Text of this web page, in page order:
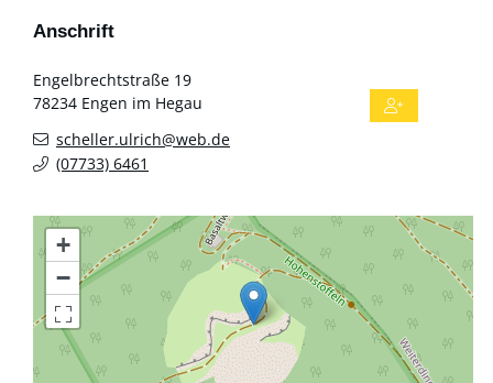
+
−
Anschrift
Engelbrechtstraße 19
78234 Engen im Hegau
scheller.ulrich@web.de
(07733) 6461